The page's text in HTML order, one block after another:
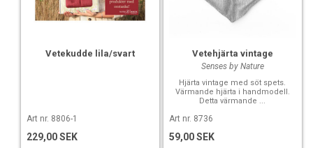
Vetekudde lila/svart
Art nr. 8806-1
229,00 SEK
Vetehjärta vintage
Senses by Nature
Hjärta vintage med söt spets.
Värmande hjärta i handmodell.
Detta värmande ...
Art nr. 8736
59,00 SEK